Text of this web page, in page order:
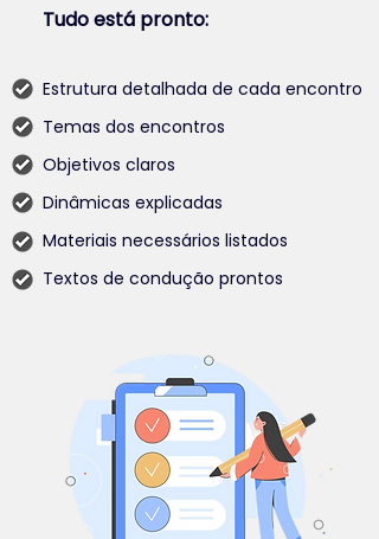
Tudo está pronto:
Estrutura detalhada de cada encontro
Temas dos encontros
Objetivos claros
Dinâmicas explicadas
Materiais necessários listados
Textos de condução prontos